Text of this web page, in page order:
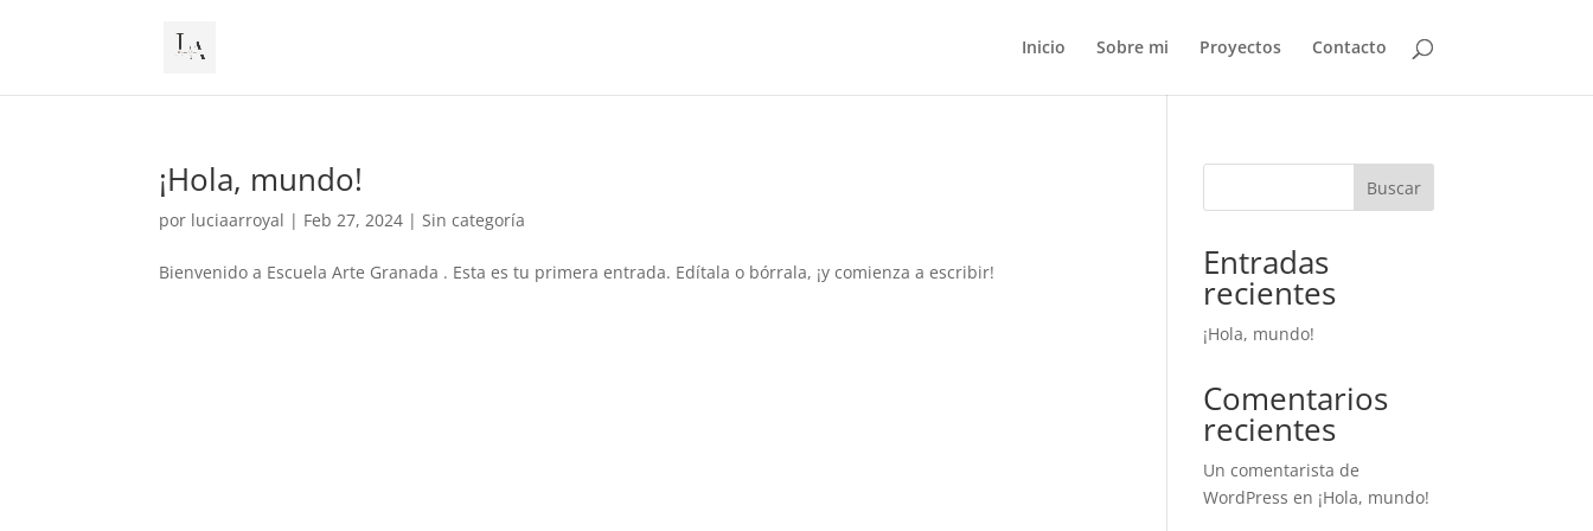
Inicio Sobre mi Proyectos Contacto
¡Hola, mundo!
por luciaarroyal | Feb 27, 2024 |Sin categoría
Bienvenido a Escuela Arte Granada . Esta es tu primera entrada. Edítala o bórrala, ¡y comienza a escribir!
Buscar
Entradas
recientes
¡Hola, mundo!
Comentarios
recientes
Un comentarista de
WordPress en ¡Hola, mundo!